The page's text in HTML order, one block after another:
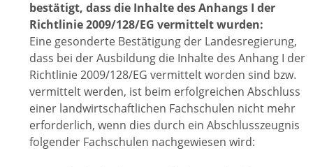
bestätigt, dass die Inhalte des Anhangs I der
Richtlinie 2009/128/EG vermittelt wurden:
Eine gesonderte Bestätigung der Landesregierung,
dass bei der Ausbildung die Inhalte des Anhang I der
Richtlinie 2009/128/EG vermittelt worden sind bzw.
vermittelt werden, ist beim erfolgreichen Abschluss
einer landwirtschaftlichen Fachschulen nicht mehr
erforderlich, wenn dies durch ein Abschlusszeugnis
folgender Fachschulen nachgewiesen wird: